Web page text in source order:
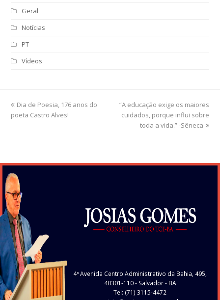
Geral
Notícias
PT
Vídeos
previous
post:
Dia de Poesia, 176 anos do
poeta Castro Alves!
next
post:
“A educação exige os maiores
cuidados, porque influi sobre
toda a vida.” -Sêneca
4ª Avenida Centro Administrativo da Bahia, 495,
40301-110- Salvador - BA
Tel: (71) 3115-4472